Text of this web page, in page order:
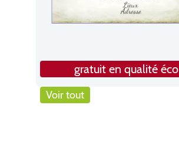
gratuit en qualité éco
Voir tout